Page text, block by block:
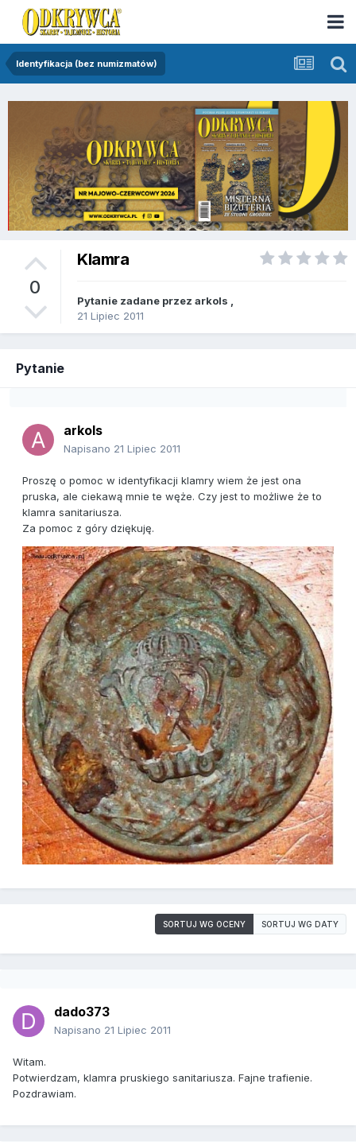
Identyfikacja (bez numizmatów)
0
Klamra
Pytanie zadane przez arkols
21 Lipiec 2011
Pytanie
arkols
Napisano 21 Lipiec 2011
Proszę o pomoc w identyfikacji klamry wiem że jest ona
pruska, ale ciekawą mnie te węże. Czy jest to możliwe że to
klamra sanitariusza.
Za pomoc z góry dziękuję.
SORTUJ WG OCENY SORTUJ WG DATY
dado373
Napisano 21 Lipiec 2011
Witam.
Potwierdzam, klamra pruskiego sanitariusza. Fajne trafienie.
Pozdrawiam.